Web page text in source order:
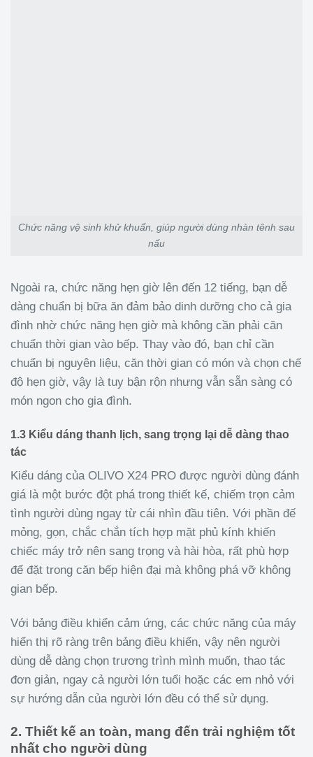
Chức năng vệ sinh khử khuẩn, giúp người dùng nhàn tênh sau
nấu
Ngoài ra, chức năng hẹn giờ lên đến 12 tiếng, bạn dễ
dàng chuẩn bị bữa ăn đảm bảo dinh dưỡng cho cả gia
đình nhờ chức năng hẹn giờ mà không cần phải căn
chuẩn thời gian vào bếp. Thay vào đó, bạn chỉ cần
chuẩn bị nguyên liệu, căn thời gian có món và chọn chế
độ hẹn giờ, vậy là tuy bận rộn nhưng vẫn sẵn sàng có
món ngon cho gia đình.
1.3 Kiểu dáng thanh lịch, sang trọng lại dễ dàng thao
tác
Kiểu dáng của OLIVO X24 PRO được người dùng đánh
giá là một bước đột phá trong thiết kế, chiếm trọn cảm
tình người dùng ngay từ cái nhìn đầu tiên. Với phần đế
mỏng, gọn, chắc chắn tích hợp mặt phủ kính khiến
chiếc máy trở nên sang trọng và hài hòa, rất phù hợp
để đặt trong căn bếp hiện đại mà không phá vỡ không
gian bếp.
Với bảng điều khiển cảm ứng, các chức năng của máy
hiển thị rõ ràng trên bảng điều khiển, vậy nên người
dùng dễ dàng chọn trương trình mình muốn, thao tác
đơn giản, ngay cả người lớn tuổi hoặc các em nhỏ với
sự hướng dẫn của người lớn đều có thể sử dụng.
2. Thiết kế an toàn, mang đến trải nghiệm tốt
nhất cho người dùng